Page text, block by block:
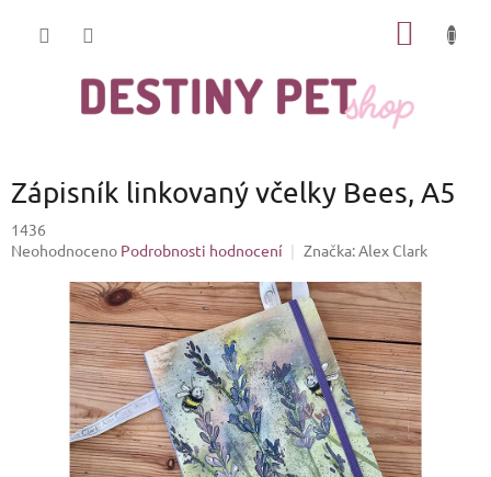
Zápisník linkovaný včelky Bees, A5
1436
Průměrné
produktu
hvězdiček.
Neohodnoceno Podrobnosti hodnocení Značka:Alex Clark